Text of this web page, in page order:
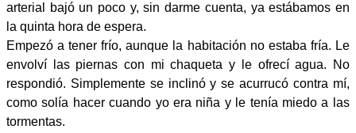
arterial bajó un poco y, sin darme cuenta, ya estábamos en
la quinta hora de espera.
Empezó a tener frío, aunque la habitación no estaba fría. Le
envolví las piernas con mi chaqueta y le ofrecí agua. No
respondió. Simplemente se inclinó y se acurrucó contra mí,
como solía hacer cuando yo era niña y le tenía miedo a las
tormentas.